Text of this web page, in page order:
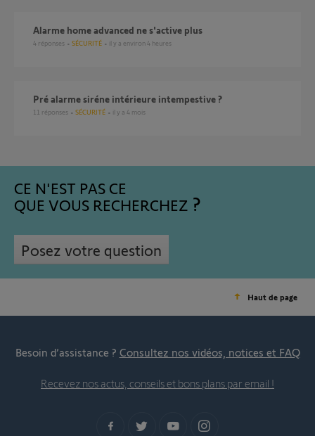
Alarme home advanced ne s'active plus
4 réponses SÉCURITÉ il y a environ 4 heures
Pré alarme siréne intérieure intempestive ?
11 réponses SÉCURITÉ il y a 4 mois
CE N'EST PAS CE
QUE VOUS RECHERCHEZ
Posez votre question
Haut de page
Besoin d’assistance ? Consultez nos vidéos, notices et FAQ
Recevez nos actus, conseils et bons plans par email !